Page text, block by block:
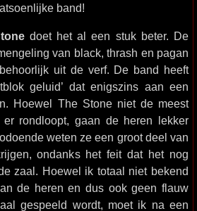
band!
doet het al een stuk beter. De
van black, thrash en pagan
uit de verf. De band heeft
geluid’ dat enigszins aan een
Hoewel The Stone niet de meest
rondloopt, gaan de heren lekker
weten ze een groot deel van
ondanks het feit dat het nog
zaal. Hoewel ik totaal niet bekend
de heren en dus ook geen flauw
gespeeld wordt, moet ik na een